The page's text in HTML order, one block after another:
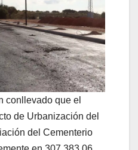
conllevado que el
de Urbanización del
del Cementerio